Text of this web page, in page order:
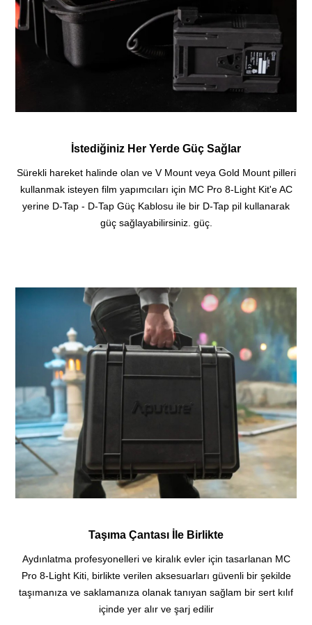
İstediğiniz Her Yerde Güç Sağlar
Sürekli hareket halinde olan ve V Mount veya Gold Mount pilleri
kullanmak isteyen film yapımcıları için MC Pro 8-Light Kit'e AC
yerine D-Tap - D-Tap Güç Kablosu ile bir D-Tap pil kullanarak
güç sağlayabilirsiniz. güç.
Taşıma Çantası İle Birlikte
Aydınlatma profesyonelleri ve kiralık evler için tasarlanan MC
Pro 8-Light Kiti, birlikte verilen aksesuarları güvenli bir şekilde
taşımanıza ve saklamanıza olanak tanıyan sağlam bir sert kılıf
içinde yer alır ve şarj edilir